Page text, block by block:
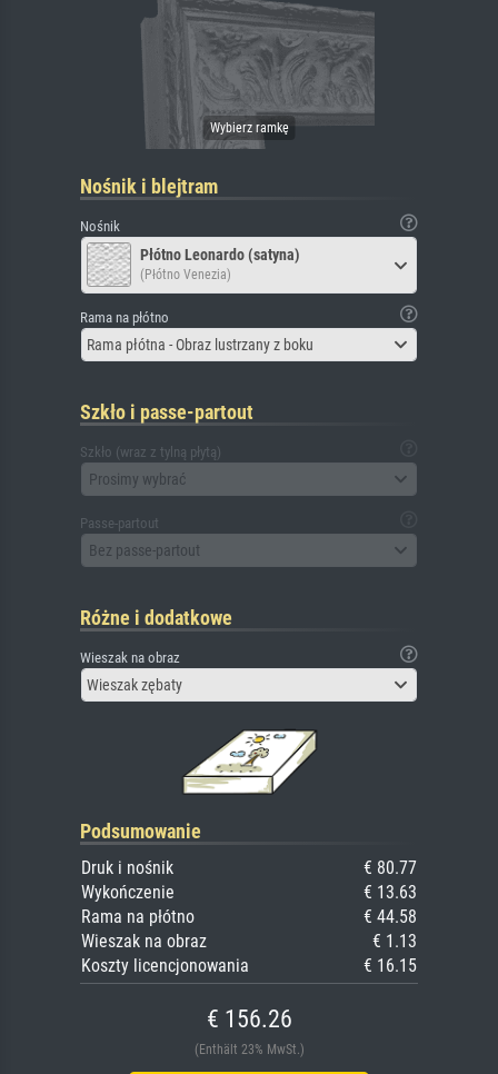
Nośnik i blejtram
Nośnik
Płótno Leonardo (satyna)
(Płótno Venezia)
Rama na płótno
Rama płótna - Obraz lustrzany z boku
Szkło i passe-partout
Szkło (wraz z tylną płytą)
Prosimy wybrać
Passe-partout
Bez passe-partout
Różne i dodatkowe
Wieszak na obraz
Wieszak zębaty
Podsumowanie
Druk i nośnik
€ 80.77
Wykończenie
€ 13.63
Rama na płótno
€ 44.58
Wieszak na obraz
€ 1.13
Koszty licencjonowania
€ 16.15
€ 156.26
(Enthält 23% MwSt.)